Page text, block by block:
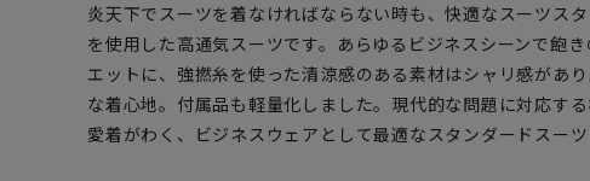
炎天下でスーツを着なければならない時も、快適なスーツス
を使用した高通気スーツです。あらゆるビジネスシーンで飽
エットに、強撚糸を使った清涼感のある素材はシャリ感があ
な着心地。付属品も軽量化しました。現代的な問題に対応す
愛着がわく、ビジネスウェアとして最適なスタンダードスーツ